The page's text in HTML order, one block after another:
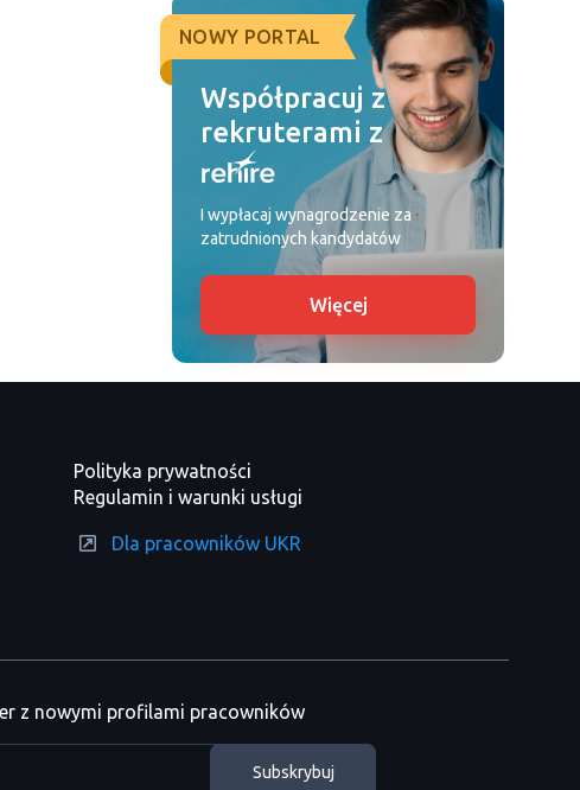
NOWY PORTAL
Współpracuj z
rekruterami z
I wypłacaj wynagrodzenie za
zatrudnionych kandydatów
Więcej
Polityka prywatności
Regulamin i warunki usługi
Dla pracowników UKR
z nowymi profilami pracowników